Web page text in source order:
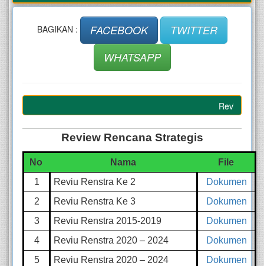
BAGIKAN : FACEBOOK
TWITTER
WHATSAPP
Reviu
Review Rencana Strategis
No Nama
File
1
Reviu Renstra Ke 2
Dokumen
2
Reviu Renstra Ke 3
Dokumen
3
Reviu Renstra 2015-2019
Dokumen
4
Reviu Renstra 2020 – 2024
Dokumen
5
Reviu Renstra 2020 – 2024
Dokumen